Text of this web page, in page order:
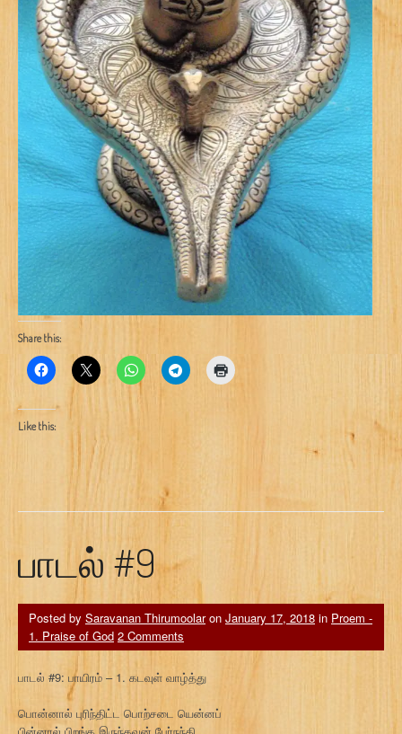
Share this:
Like this:
பாடல் #9
Posted by Saravanan Thirumoolaron January 17, 2018 in Proem -
1. Praise of God 2 Comments
பாடல் #9: பாயிரம் – 1. கடவுள் வாழ்த்து
பொன்னால் புரிந்திட்ட பொற்சடை யென்னப்